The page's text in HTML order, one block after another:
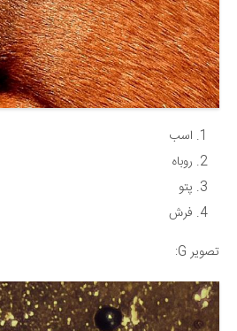
اسب
روباه
پتو
فرش
تصویر G: